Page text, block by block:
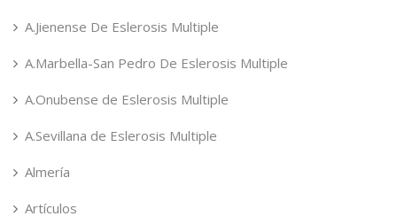
A.Jienense De Eslerosis Multiple
A.Marbella-San Pedro De Eslerosis Multiple
A.Onubense de Eslerosis Multiple
A.Sevillana de Eslerosis Multiple
Almería
Artículos